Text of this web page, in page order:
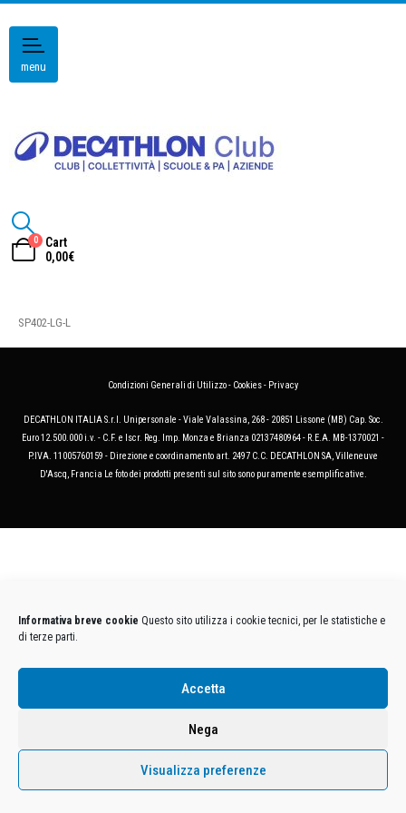
Informativa breve cookie Questo sito utilizza i cookie tecnici, per le statistiche e
di terze parti.
Accetta
Nega
Visualizza preferenze
menu
0
Cart
0,00€
SP402-LG-L
Condizioni Generali di Utilizzo- Cookies- Privacy
DECATHLON ITALIA S.r.l. Unipersonale - Viale Valassina, 268 - 20851 Lissone (MB) Cap. Soc.
Euro 12.500.000 i.v. - C.F. e Iscr. Reg. Imp. Monza e Brianza 02137480964 - R.E.A. MB-1370021 -
P.IVA. 11005760159 - Direzione e coordinamento art. 2497 C.C. DECATHLON SA, Villeneuve
D'Ascq, Francia Le foto dei prodotti presenti sul sito sono puramente esemplificative.